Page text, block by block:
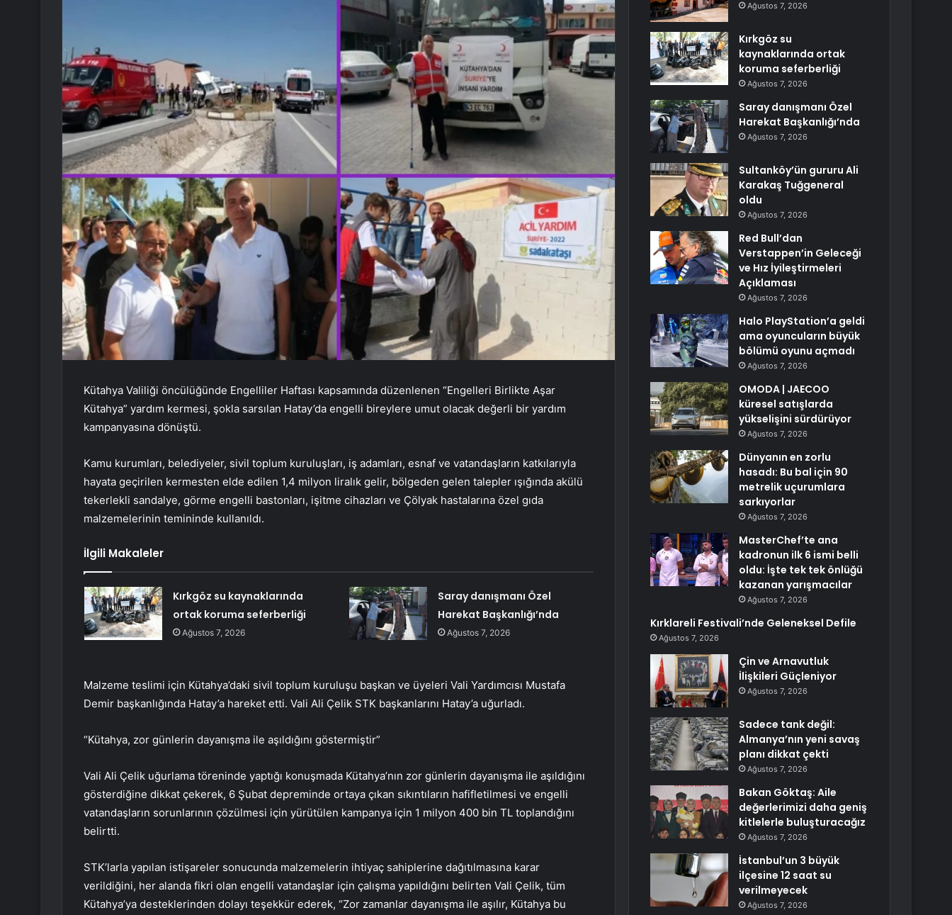
Kütahya Valiliği öncülüğünde Engelliler Haftası kapsamında düzenlenen “Engelleri Birlikte Aşar
Kütahya” yardım kermesi, şokla sarsılan Hatay’da engelli bireylere umut olacak değerli bir yardım
kampanyasına dönüştü.
Kamu kurumları, belediyeler, sivil toplum kuruluşları, iş adamları, esnaf ve vatandaşların katkılarıyla
hayata geçirilen kermesten elde edilen 1,4 milyon liralık gelir, bölgeden gelen talepler ışığında akülü
tekerlekli sandalye, görme engelli bastonları, işitme cihazları ve Çölyak hastalarına özel gıda
malzemelerinin temininde kullanıldı.
İlgili Makaleler
Kırkgöz su kaynaklarında
ortak koruma seferberliği
Ağustos 7, 2026
Saray danışmanı Özel
Harekat Başkanlığı’nda
Ağustos 7, 2026
Malzeme teslimi için Kütahya’daki sivil toplum kuruluşu başkan ve üyeleri Vali Yardımcısı Mustafa
Demir başkanlığında Hatay’a hareket etti. Vali Ali Çelik STK başkanlarını Hatay’a uğurladı.
“Kütahya, zor günlerin dayanışma ile aşıldığını göstermiştir”
Vali Ali Çelik uğurlama töreninde yaptığı konuşmada Kütahya’nın zor günlerin dayanışma ile aşıldığını
gösterdiğine dikkat çekerek, 6 Şubat depreminde ortaya çıkan sıkıntıların hafifletilmesi ve engelli
vatandaşların sorunlarının çözülmesi için yürütülen kampanya için 1 milyon 400 bin TL toplandığını
belirtti.
STK’larla yapılan istişareler sonucunda malzemelerin ihtiyaç sahiplerine dağıtılmasına karar
verildiğini, her alanda fikri olan engelli vatandaşlar için çalışma yapıldığını belirten Vali Çelik, tüm
Kütahya’ya desteklerinden dolayı teşekkür ederek, “Zor zamanlar dayanışma ile aşılır, Kütahya bu
Ağustos 7, 2026
Kırkgöz su
kaynaklarında ortak
koruma seferberliği
Ağustos 7, 2026
Saray danışmanı Özel
Harekat Başkanlığı’nda
Ağustos 7, 2026
Sultanköy’ün gururu Ali
Karakaş Tuğgeneral
oldu
Ağustos 7, 2026
Red Bull’dan
Verstappen’in Geleceği
ve Hız İyileştirmeleri
Açıklaması
Ağustos 7, 2026
Halo PlayStation’a geldi
ama oyuncuların büyük
bölümü oyunu açmadı
Ağustos 7, 2026
OMODA | JAECOO
küresel satışlarda
yükselişini sürdürüyor
Ağustos 7, 2026
Dünyanın en zorlu
hasadı: Bu bal için 90
metrelik uçurumlara
sarkıyorlar
Ağustos 7, 2026
MasterChef’te ana
kadronun ilk 6 ismi belli
oldu: İşte tek tek önlüğü
kazanan yarışmacılar
Ağustos 7, 2026
Kırklareli Festivali’nde Geleneksel Defile
Ağustos 7, 2026
Çin ve Arnavutluk
İlişkileri Güçleniyor
Ağustos 7, 2026
Sadece tank değil:
Almanya’nın yeni savaş
planı dikkat çekti
Ağustos 7, 2026
Bakan Göktaş: Aile
değerlerimizi daha geniş
kitlelerle buluşturacağız
Ağustos 7, 2026
İstanbul’un 3 büyük
ilçesine 12 saat su
verilmeyecek
Ağustos 7, 2026